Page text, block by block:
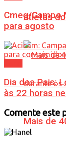
atletas
Mais de
Cmeg/Campo
para agosto
Dia dos Pais:
às 22 horas
Comente este